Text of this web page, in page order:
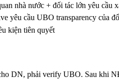
nhà nước + đối tác lớn yêu cầu
yêu cầu UBO transparency của
kiện tiên quyết
DN, phải verify UBO. Sau khi